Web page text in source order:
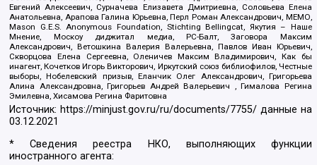
Евгений Алексеевич, Сурначева Елизавета Дмитриевна, Соловьева Елена
Анатольевна, Арапова Галина Юрьевна, Перл Роман Александрович, МЕМО,
Mason G.E.S. Anonymous Foundation, Stichting Bellingcat, Якутия – Наше
Мнение, Москоу диджитал медиа, РС-Балт, Заговора Максим
Александрович, Ветошкина Валерия Валерьевна, Павлов Иван Юрьевич,
Скворцова Елена Сергеевна, Оленичев Максим Владимирович, Как бы
инагент, Кочетков Игорь Викторович, Иркутский союз библиофилов, Честные
выборы, Нобелевский призыв, Еланчик Олег Александрович, Григорьева
Алина Александровна, Григорьев Андрей Валерьевич , Гималова Регина
Эмилевна, Хисамова Регина Фаритовна
Источник: https://minjust.gov.ru/ru/documents/7755/ данные на
03.12.2021
* Сведения реестра НКО, выполняющих функции
иностранного агента: